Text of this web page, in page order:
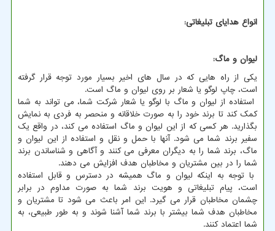
انواع هدایای تبلیغاتی:
لیوان و ماگ:
یکی از راه هایی که در سال های اخیر بسیار مورد توجه قرار گرفته
است، چاپ لوگو یا شعار بر روی لیوان و ماگ است.
استفاده از لیوان و ماگ با لوگو یا شعار شرکت شما، می تواند به شما
کمک کند تا برند خود را به صورت خلاقانه و منحصر به فردی به نمایش
بگذارید. هر کسی که از این لیوان و ماگ استفاده می کند، در واقع یک
سفیر برند شما می شود. آنها با حمل و نقل و استفاده از این لیوان و
ماگ، برند شما را به دیگران معرفی می کنند و آگاهی و شناساندن برند
شما را در بین مشتریان و مخاطبان هدف افزایش می دهند.
با توجه به اینکه لیوان و ماگ همیشه در دسترس و قابل استفاده
است، پیام تبلیغاتی و هویت برند شما به صورت مداوم در برابر
چشمان مخاطبان قرار می گیرد. این امر باعث می شود تا مشتریان و
مخاطبان هدف شما بیشتر با برند شما آشنا شوند و به طور طبیعی، به
شما اعتماد کنند.